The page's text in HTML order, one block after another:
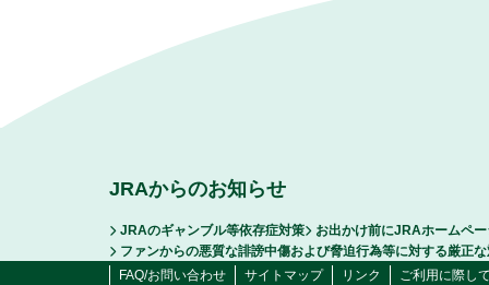
JRAからのお知らせ
JRAのギャンブル等依存症対策
お出かけ前にJRAホームペ
ファンからの悪質な誹謗中傷および脅迫行為等に対する厳正
FAQ/お問い合わせ
サイトマップ リンク ご利用に際し